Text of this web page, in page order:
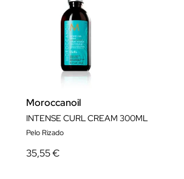
Moroccanoil
INTENSE CURL CREAM 300ML
Pelo Rizado
35,55 €